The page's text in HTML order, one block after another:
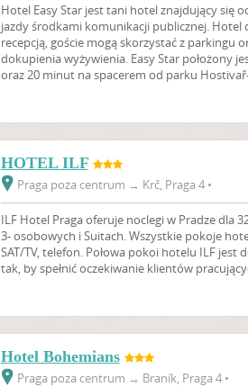
Hotel Easy Star jest tani hotel znajdujący się
jazdy środkami komunikacji publicznej. Hotel
recepcją, goście mogą skorzystać z parkingu
dokupienia wyżywienia. Easy Star położony
oraz 20 minut na spacerem od parku
HOTEL ILF
Praga poza centrum → Krč, Praga 4 •
ILF Hotel Praga oferuje noclegi w Pradze dla
3- osobowych i Suitach. Wszystkie pokoje
SAT/TV, telefon. Połowa pokoi hotelu ILF jest
tak, by spełnić oczekiwanie klientów
Hotel Bohemians
Praga poza centrum → Braník, Praga 4 •